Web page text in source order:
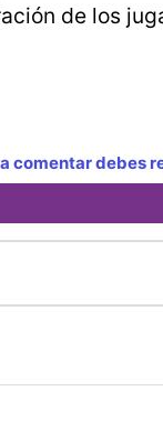
de los
comentar debes